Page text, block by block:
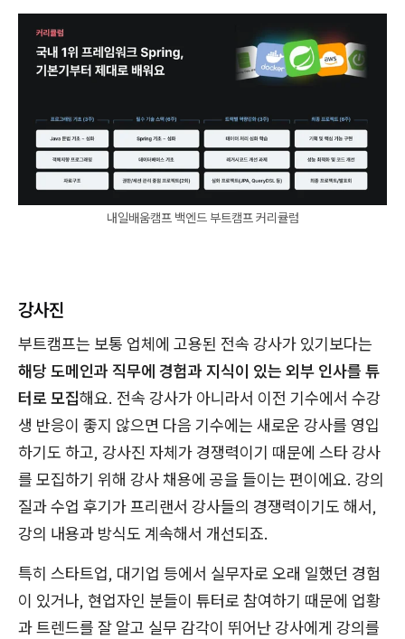
내일배움캠프 백엔드 부트캠프 커리큘럼
강사진
부트캠프는 보통 업체에 고용된 전속 강사가 있기보다는
해당 도메인과 직무에 경험과 지식이 있는 외부 인사를 튜
터로 모집해요. 전속 강사가 아니라서 이전 기수에서 수강
생 반응이 좋지 않으면 다음 기수에는 새로운 강사를 영입
하기도 하고, 강사진 자체가 경쟁력이기 때문에 스타 강사
를 모집하기 위해 강사 채용에 공을 들이는 편이에요. 강의
질과 수업 후기가 프리랜서 강사들의 경쟁력이기도 해서,
강의 내용과 방식도 계속해서 개선되죠.
특히 스타트업, 대기업 등에서 실무자로 오래 일했던 경험
이 있거나, 현업자인 분들이 튜터로 참여하기 때문에 업황
과 트렌드를 잘 알고 실무 감각이 뛰어난 강사에게 강의를